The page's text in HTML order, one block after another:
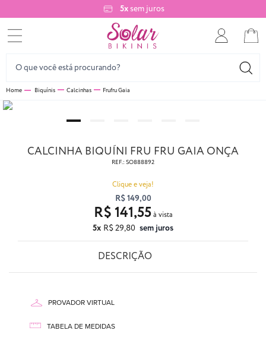
5xsem juros
Biquínis Calcinhas Frufru Gaia
CALCINHA BIQUÍNI FRU FRU GAIA ONÇA
REF.: SO888892
Clique e veja!
R$ 149,00
5x R$ 29,80 sem juros
R$ 141,55
DESCRIÇÃO
PROVADOR VIRTUAL
TABELA DE MEDIDAS